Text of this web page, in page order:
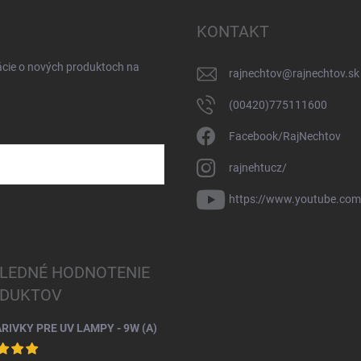
o nových produktoch na
KONTAKT
rajnechtov@rajnechtov.sk
(00420)775111600
Facebook/RajNechtov
rajnehtucz/
https://
HODNOTENIE
PRE UV LAMPY - 9W (A)